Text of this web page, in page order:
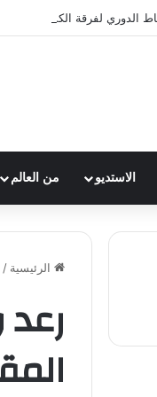
الدوري لفرقة الكشافة في
الاستديو من العالم
الرئيسية /